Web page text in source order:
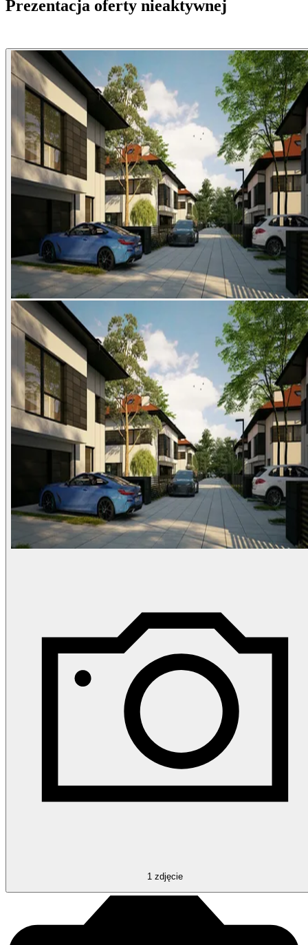
Prezentacja oferty nieaktywnej
1 zdjęcie